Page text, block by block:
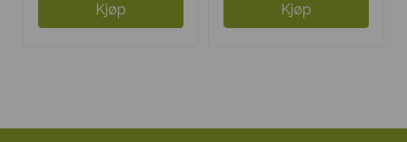
Kjøp Kjøp